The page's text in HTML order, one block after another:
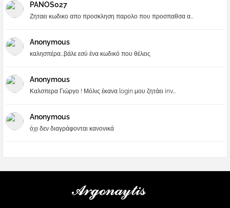
PANOS027
Ζηταει κωδικο απο προσκληση παρολο που προσπαθσα α...
Anonymous
καλησπέρα...βάλε εσύ ένα κωδικό που θέλεις
Anonymous
Καλσπερα Γιώργο ! Μόλις έκανα login μου ζητάει inv...
Anonymous
όχι δεν διαγράφονται κανονικά